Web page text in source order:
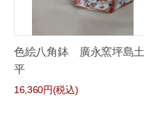
色絵八角鉢 廣永窯坪島土
平
16,360円(税込)